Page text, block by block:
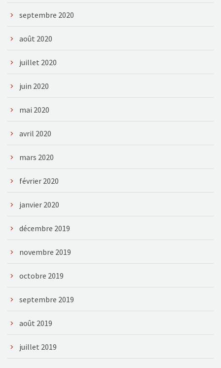
septembre 2020
août 2020
juillet 2020
juin 2020
mai 2020
avril 2020
mars 2020
février 2020
janvier 2020
décembre 2019
novembre 2019
octobre 2019
septembre 2019
août 2019
juillet 2019